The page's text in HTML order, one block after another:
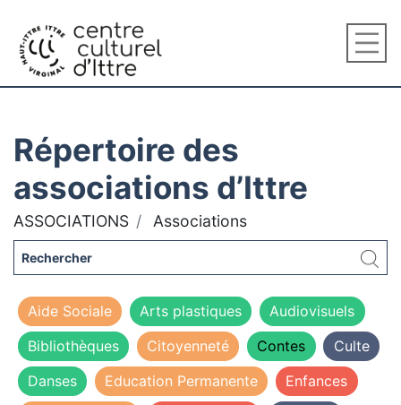
Répertoire des
associations d’Ittre
ASSOCIATIONS Associations
Aide Sociale Arts plastiques
Audiovisuels
Bibliothèques
Citoyenneté Contes
Culte
Danses
Education Permanente
Enfances